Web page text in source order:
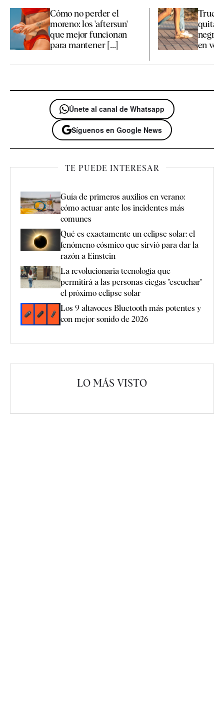
Cómo no perder el
moreno: los 'aftersun'
que mejor funcionan
para mantener [...]
quitar
en
Únete al canal de Whatsapp
Síguenos en Google News
TE PUEDE INTERESAR
Guía de primeros auxilios en verano:
cómo actuar ante los incidentes más
comunes
Qué es exactamente un eclipse solar: el
fenómeno cósmico que sirvió para dar la
razón a Einstein
La revolucionaria tecnología que
permitirá a las personas ciegas "escuchar"
el próximo eclipse solar
Los 9 altavoces Bluetooth más potentes y
con mejor sonido de 2026
LO MÁS VISTO